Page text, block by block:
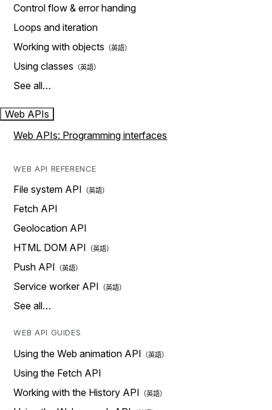
Control flow & error handing
Loops and iteration
Working with objects
Using classes
See all…
Web APIs
Web APIs: Programming interfaces
WEB API REFERENCE
File system API
Fetch API
Geolocation API
HTML DOM API
Push API
Service worker API
See all…
WEB API GUIDES
Using the Web animation API
Using the Fetch API
Working with the History API